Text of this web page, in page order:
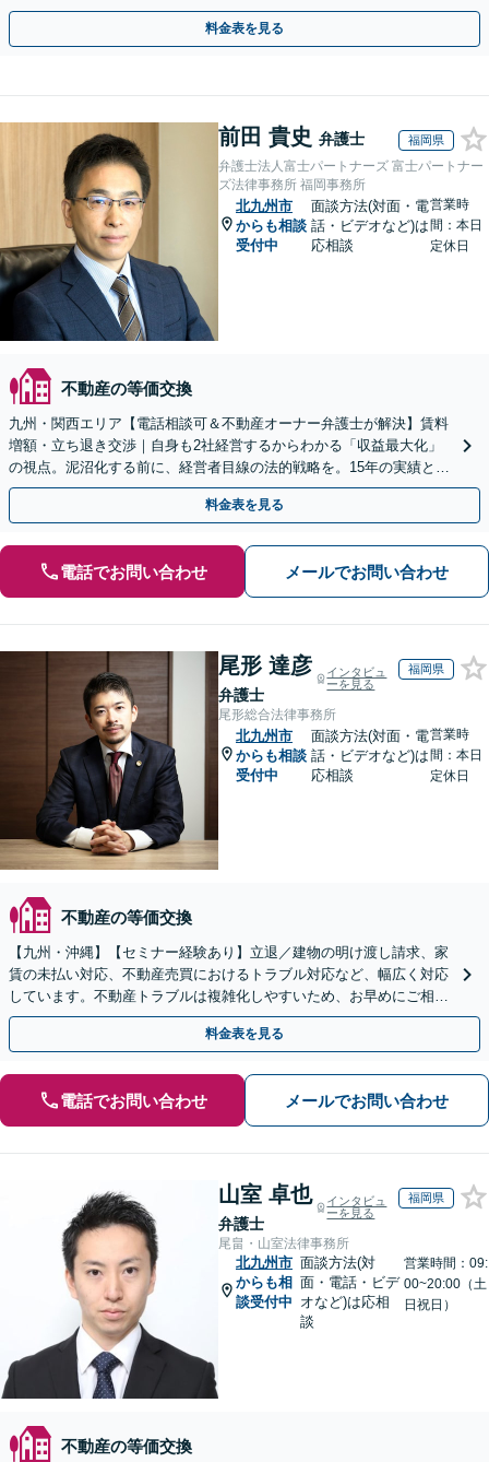
オーナーさまもご相談ください【休日・夜間相談可】
料金表を見る
前田 貴史 弁護士 福岡県
弁護士法人富士パートナーズ 富士パートナー
ズ法律事務所 福岡事務所
北九州市
からも相談
受付中
面談方法(対面・電
話・ビデオなど)は
応相談
営業時
間：本日
定休日
不動産の等価交換
九州・関西エリア【電話相談可＆不動産オーナー弁護士が解決】賃料
増額・立ち退き交渉｜自身も2社経営するからわかる「収益最大化」
の視点。泥沼化する前に、経営者目線の法的戦略を。15年の実績と専
門チームで正当な権利を守ります【顧問先企業60社超】
料金表を見る
電話でお問い合わせ メールでお問い合わせ
尾形 達彦
弁護士
インタビュ
ーを見る
福岡県
尾形総合法律事務所
北九州市
からも相談
受付中
面談方法(対面・電
話・ビデオなど)は
応相談
営業時
間：本日
定休日
不動産の等価交換
【九州・沖縄】【セミナー経験あり】立退／建物の明け渡し請求、家
賃の未払い対応、不動産売買におけるトラブル対応など、幅広く対応
しています。不動産トラブルは複雑化しやすいため、お早めにご相談
ください。【休日・夜間面談可】
料金表を見る
電話でお問い合わせ メールでお問い合わせ
山室 卓也
弁護士
インタビュ
ーを見る
福岡県
尾畠・山室法律事務所
北九州市
からも相
談受付中
面談方法(対
面・電話・ビデ
オなど)は応相
談
営業時間：09:
00~20:00（土
日祝日）
不動産の等価交換